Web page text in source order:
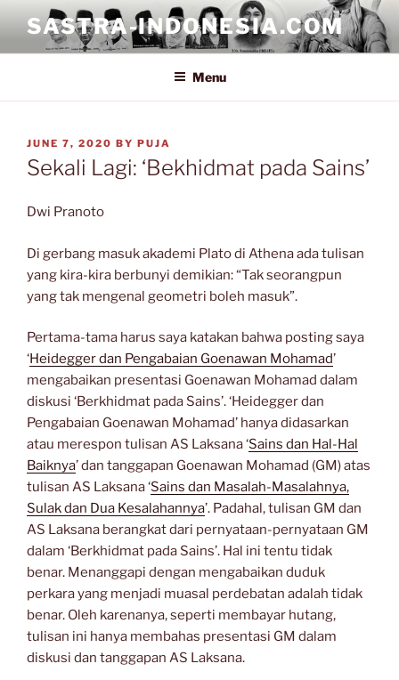
content
SASTRA-INDONESIA.COM
Menu
POSTED
ON
JUNE 7, 2020 BY PUJA
Sekali Lagi: ‘Bekhidmat pada Sains’
Dwi Pranoto
Di gerbang masuk akademi Plato di Athena ada tulisan
yang kira-kira berbunyi demikian: “Tak seorangpun
yang tak mengenal geometri boleh masuk”.
Pertama-tama harus saya katakan bahwa posting saya
‘Heidegger dan Pengabaian Goenawan Mohamad’
mengabaikan presentasi Goenawan Mohamad dalam
diskusi ‘Berkhidmat pada Sains’.‘Heidegger dan
Pengabaian Goenawan Mohamad’ hanya didasarkan
atau merespon tulisan AS Laksana ‘Sains dan Hal-Hal
Baiknya’ dan tanggapan Goenawan Mohamad (GM) atas
tulisan AS Laksana ‘Sains dan Masalah-Masalahnya,
Sulak dan Dua Kesalahannya’. Padahal, tulisan GM dan
AS Laksana berangkat dari pernyataan-pernyataan GM
dalam ‘Berkhidmat pada Sains’. Hal ini tentu tidak
benar. Menanggapi dengan mengabaikan duduk
perkara yang menjadi muasal perdebatan adalah tidak
benar. Oleh karenanya, seperti membayar hutang,
tulisan ini hanya membahas presentasi GM dalam
diskusi dan tanggapan AS Laksana.